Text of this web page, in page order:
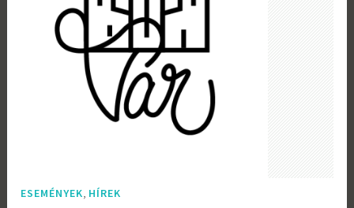
ESEMÉNYEK, HÍREK